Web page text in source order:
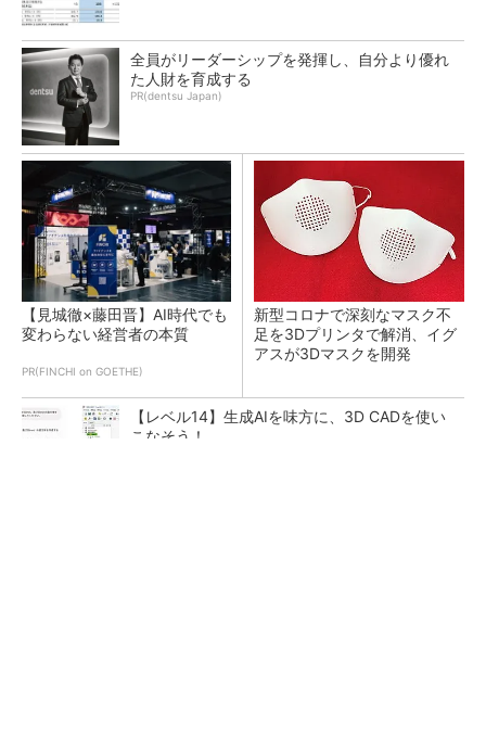
全員がリーダーシップを発揮し、自分より優れ
た人財を育成する
PR(dentsu Japan)
【見城徹×藤田晋】AI時代でも
変わらない経営者の本質
PR(FINCHI on GOETHE)
新型コロナで深刻なマスク不
足を3Dプリンタで解消、イグ
アスが3Dマスクを開発
【レベル14】生成AIを味方に、3D CADを使い
こなそう！